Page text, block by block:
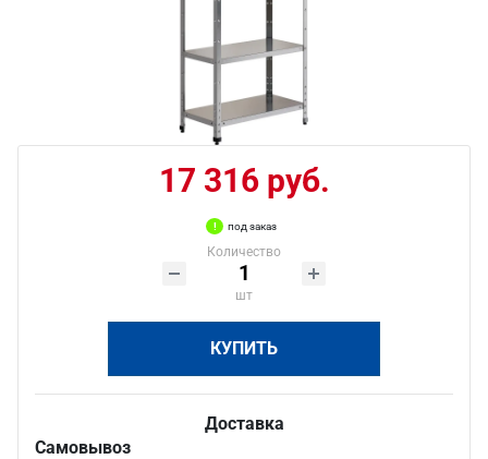
17 316 руб.
под заказ
Количество
шт
КУПИТЬ
Доставка
Самовывоз